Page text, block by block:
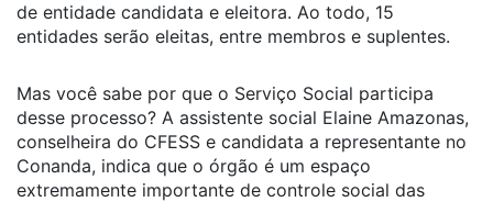
de entidade candidata e eleitora. Ao todo, 15
entidades serão eleitas, entre membros e suplentes.
Mas você sabe por que o Serviço Social participa
desse processo? A assistente social Elaine Amazonas,
conselheira do CFESS e candidata a representante no
Conanda, indica que o órgão é um espaço
extremamente importante de controle social das